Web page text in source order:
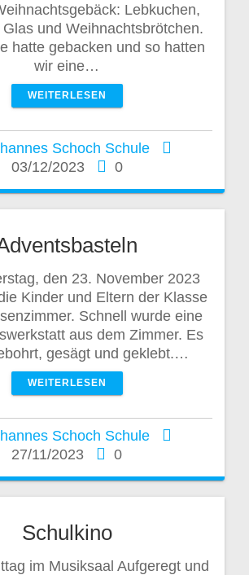
Lebkuchen,
und Weihnachtsbrötchen.
hatte gebacken und so hatten
wir eine…
WEITERLESEN
Schoch Schule
03/12/2023
0
den 23. November 2023
Kinder und Eltern der Klasse
Schnell wurde eine
aus dem Zimmer. Es
gesägt und geklebt.…
WEITERLESEN
Schoch Schule
27/11/2023
0
Schulkino
im Musiksaal Aufgeregt und